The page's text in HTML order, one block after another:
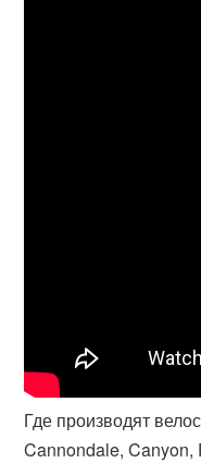
Где производят
Cannondale,